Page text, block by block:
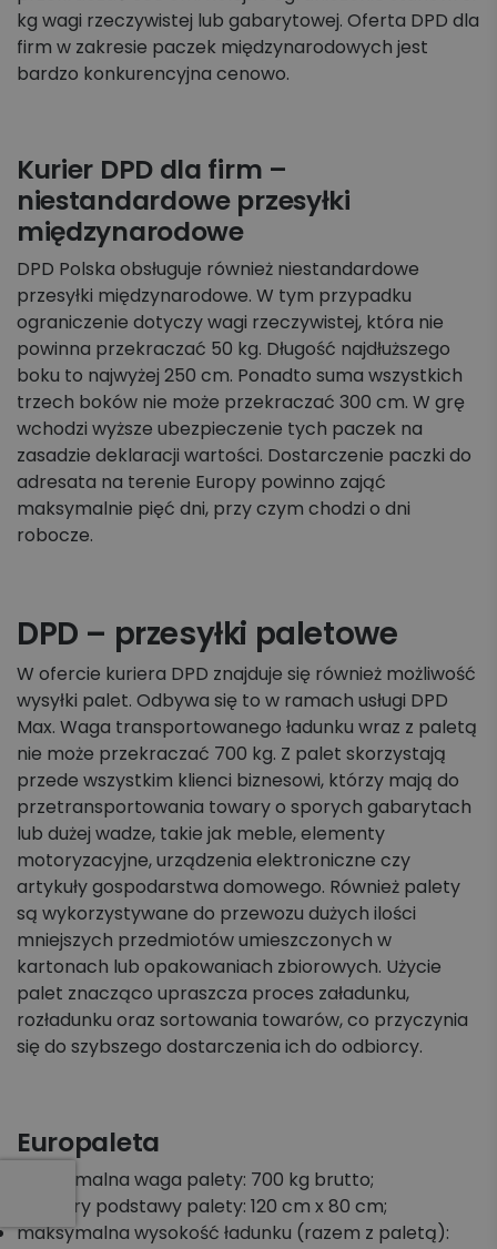
kg wagi rzeczywistej lub gabarytowej. Oferta DPD dla
firm w zakresie paczek międzynarodowych jest
bardzo konkurencyjna cenowo.
Kurier DPD dla firm –
niestandardowe przesyłki
międzynarodowe
DPD Polska obsługuje również niestandardowe
przesyłki międzynarodowe. W tym przypadku
ograniczenie dotyczy wagi rzeczywistej, która nie
powinna przekraczać 50 kg. Długość najdłuższego
boku to najwyżej 250 cm. Ponadto suma wszystkich
trzech boków nie może przekraczać 300 cm. W grę
wchodzi wyższe ubezpieczenie tych paczek na
zasadzie deklaracji wartości. Dostarczenie paczki do
adresata na terenie Europy powinno zająć
maksymalnie pięć dni, przy czym chodzi o dni
robocze.
DPD – przesyłki paletowe
W ofercie kuriera DPD znajduje się również możliwość
wysyłki palet. Odbywa się to w ramach usługi DPD
Max. Waga transportowanego ładunku wraz z paletą
nie może przekraczać 700 kg. Z palet skorzystają
przede wszystkim klienci biznesowi, którzy mają do
przetransportowania towary o sporych gabarytach
lub dużej wadze, takie jak meble, elementy
motoryzacyjne, urządzenia elektroniczne czy
artykuły gospodarstwa domowego. Również palety
są wykorzystywane do przewozu dużych ilości
mniejszych przedmiotów umieszczonych w
kartonach lub opakowaniach zbiorowych. Użycie
palet znacząco upraszcza proces załadunku,
rozładunku oraz sortowania towarów, co przyczynia
się do szybszego dostarczenia ich do odbiorcy.
Europaleta
maksymalna waga palety: 700 kg brutto;
wymiary podstawy palety: 120 cm x 80 cm;
maksymalna wysokość ładunku (razem z paletą):